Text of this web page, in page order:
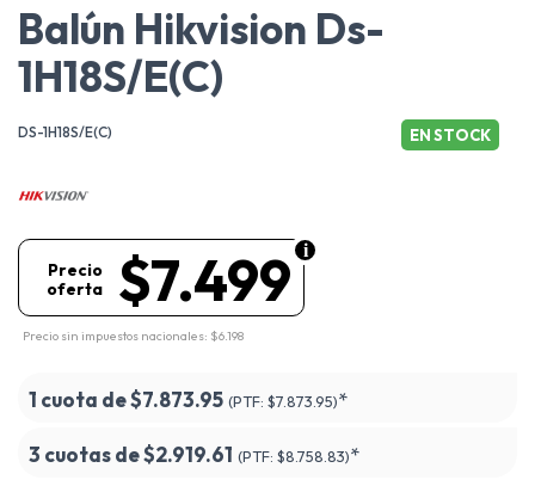
Balún Hikvision Ds-
1H18S/E(C)
DS-1H18S/E(C) EN STOCK
$7.499
Precio
oferta
Precio sin impuestos nacionales: $6.198
1 cuota de$7.873.95 (PTF: $7.873.95)*
3 cuotas de$2.919.61 (PTF: $8.758.83)*